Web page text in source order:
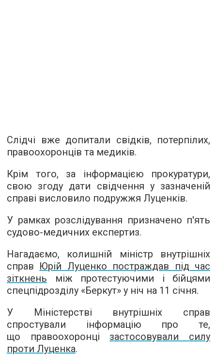
Слідчі вже допитали свідків, потерпілих,
правоохоронців та медиків.
Крім того, за інформацією прокуратури,
свою згоду дати свідчення у зазначеній
справі висловило подружжя Луценків.
У рамках розслідування призначено п'ять
судово-медичних експертиз.
Нагадаємо, колишній міністр внутрішніх
справ Юрій Луценко постраждав під час
зіткнень між протестуючими і бійцями
спецпідрозділу «Беркут» у ніч на 11 січня.
У Міністерстві внутрішніх справ
спростували інформацію про те,
що правоохоронці застосовували силу
проти Луценка.